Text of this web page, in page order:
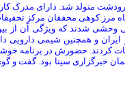
1365 در مرودشت متولد شد.
مرز کوهی محققان مرکز
وحشی شدند که ویژگی آن از
ایران و همچنین شیمی
کردند. حضورش در برنامه
خبرگزاری سینا بود. گفت و